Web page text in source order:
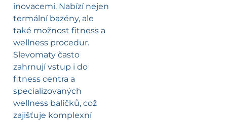
inovacemi. Nabízí nejen
termální bazény, ale
také možnost fitness a
wellness procedur.
Slevomaty často
zahrnují vstup i do
fitness centra a
specializovaných
wellness balíčků, což
zajišťuje komplexní